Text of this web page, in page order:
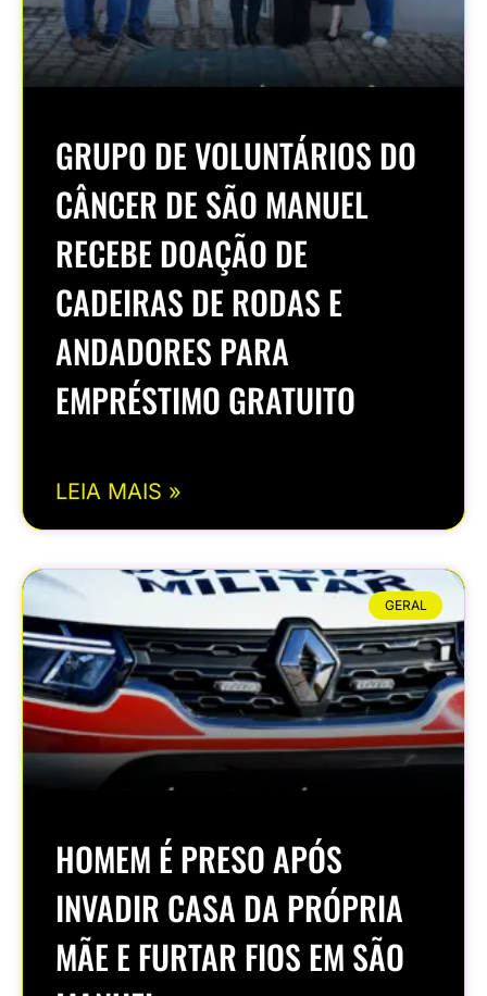
GRUPO DE VOLUNTÁRIOS DO
CÂNCER DE SÃO MANUEL
RECEBE DOAÇÃO DE
CADEIRAS DE RODAS E
ANDADORES PARA
EMPRÉSTIMO GRATUITO
LEIA MAIS »
GERAL
HOMEM É PRESO APÓS
INVADIR CASA DA PRÓPRIA
MÃE E FURTAR FIOS EM SÃO